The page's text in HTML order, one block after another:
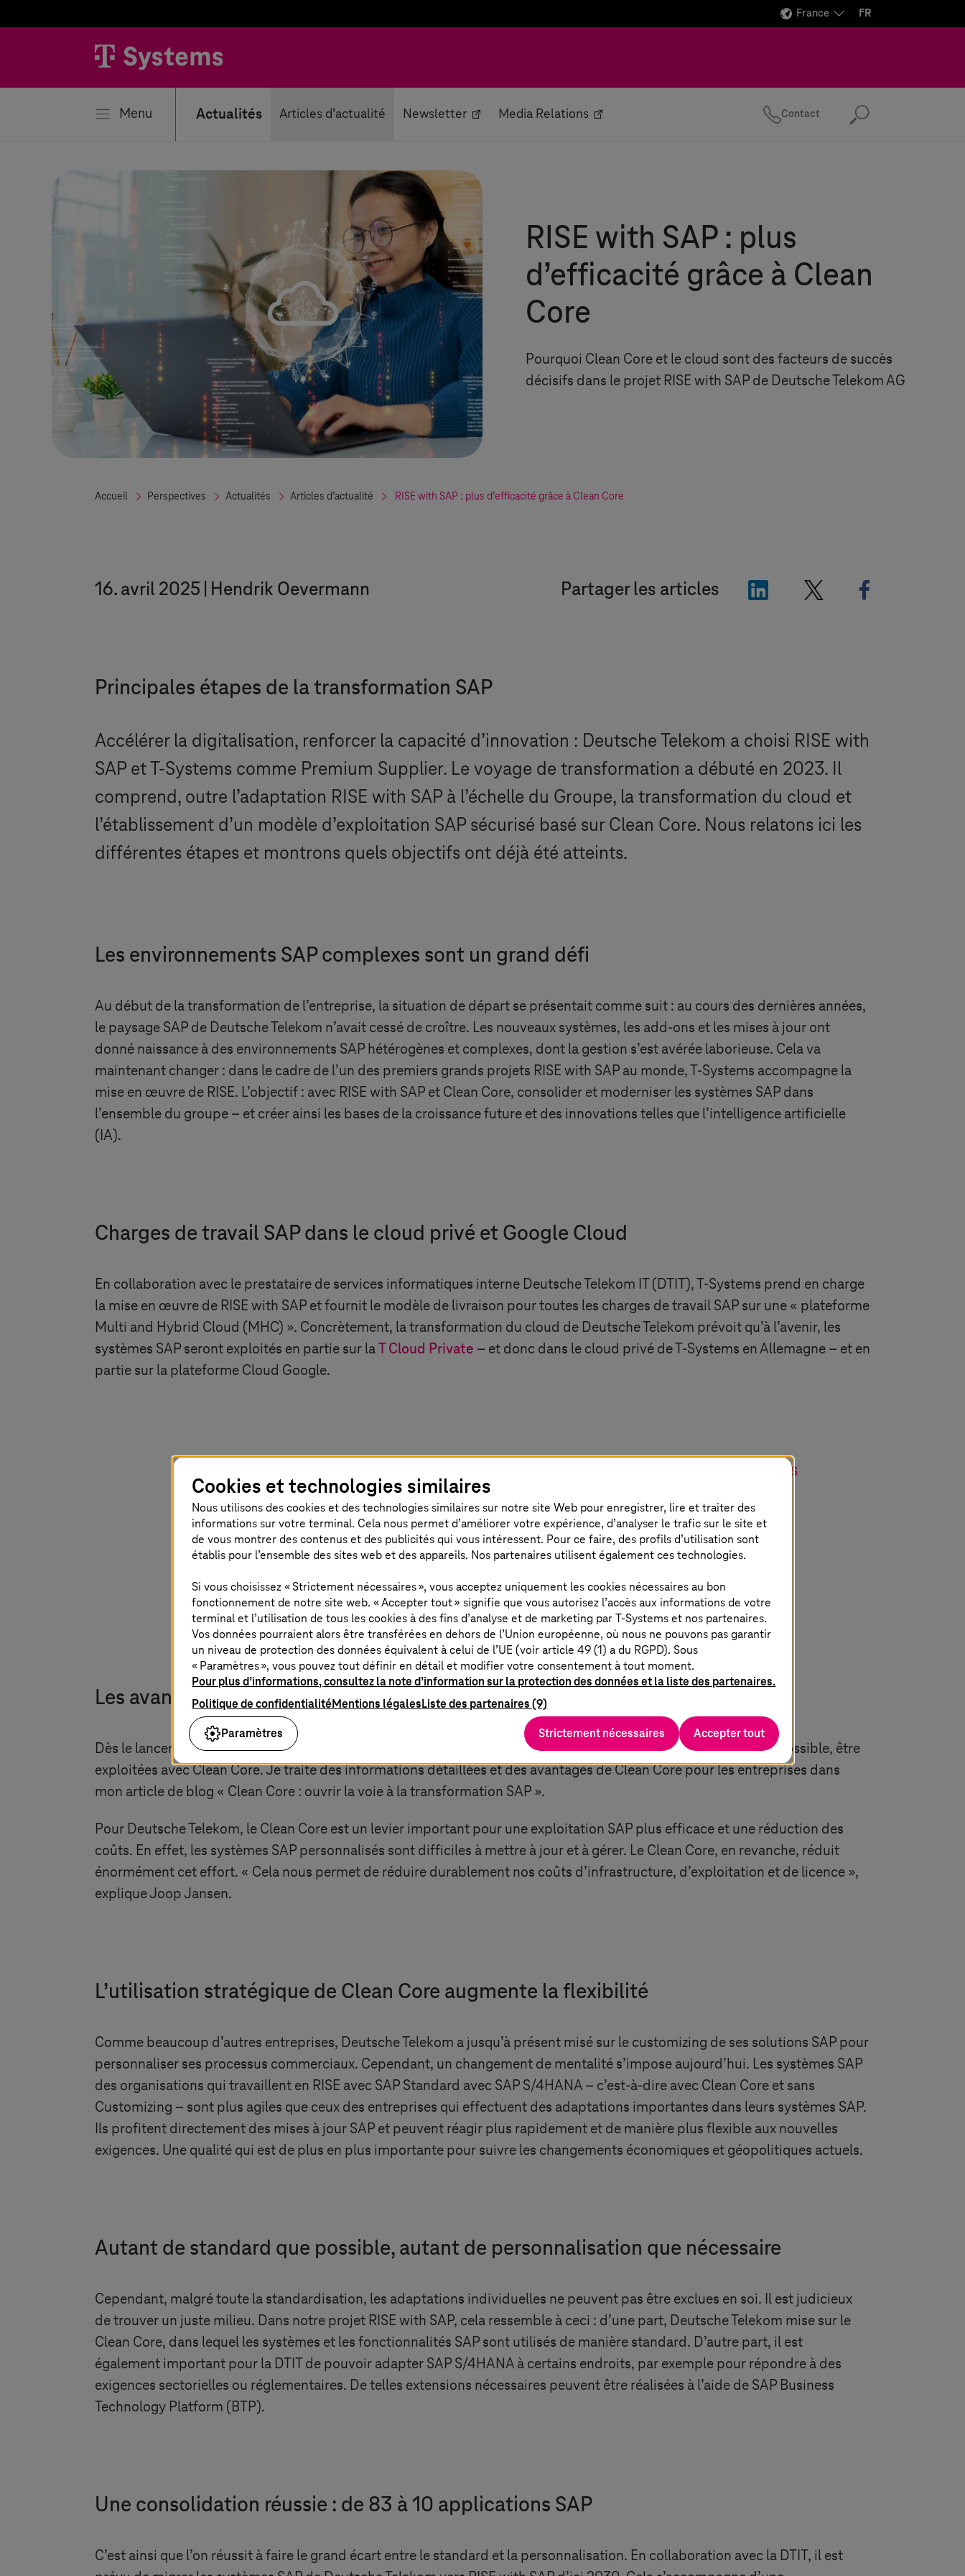
France FR
Menu Actualités Articles d’actualité Newsletter Media Relations Contact
RISE with SAP : plus
d’efficacité grâce à Clean
Core
Pourquoi Clean Core et le cloud sont des facteurs de succès
décisifs dans le projet RISE with SAP de Deutsche Telekom AG
Accueil Perspectives Actualités Articles d’actualité RISE with SAP : plus d’efficacité grâce à Clean Core
16. avril 2025 Hendrik Oevermann Partager les articles "LinkedIn"
Principales étapes de la transformation SAP
Accélérer la digitalisation, renforcer la capacité d’innovation : Deutsche Telekom a choisi RISE with
SAP et T-Systems comme Premium Supplier. Le voyage de transformation a débuté en 2023. Il
comprend, outre l’adaptation RISE with SAP à l’échelle du Groupe, la transformation du cloud et
l’établissement d’un modèle d’exploitation SAP sécurisé basé sur Clean Core. Nous relatons ici les
différentes étapes et montrons quels objectifs ont déjà été atteints.
Les environnements SAP complexes sont un grand défi
Au début de la transformation de l’entreprise, la situation de départ se présentait comme suit : au cours des dernières années,
le paysage SAP de Deutsche Telekom n’avait cessé de croître. Les nouveaux systèmes, les add-ons et les mises à jour ont
donné naissance à des environnements SAP hétérogènes et complexes, dont la gestion s’est avérée laborieuse. Cela va
maintenant changer : dans le cadre de l’un des premiers grands projets RISE with SAP au monde,T-Systems accompagne la
mise en œuvre de RISE. L’objectif : avec RISE with SAP et Clean Core, consolider et moderniser les systèmes SAP dans
l’ensemble du groupe – et créer ainsi les bases de la croissance future et des innovations telles que l’intelligence artificielle
(IA).
Charges de travail SAP dans le cloud privé et Google Cloud
En collaboration avec le prestataire de services informatiques interne Deutsche Telekom IT (DTIT),T-Systems prend en charge
la mise en œuvre de RISE with SAP et fournit le modèle de livraison pour toutes les charges de travail SAP sur une « plateforme
Multi and Hybrid Cloud (MHC) ». Concrètement, la transformation du cloud de Deutsche Telekom prévoit qu’à l’avenir, les
systèmes SAP seront exploités en partie sur laT Cloud Private – et donc dans le cloud privé deT-Systems en Allemagne – et en
partie sur la plateforme Cloud Google.
Deutsche Telekom a entamé un voyage de transformation de plusieurs
années qui va au-delà du domaine SAP. Il s’agit d’une modernisation
complète des applications et de l’utilisation d’hyperscalers dans une
approche multi-cloud – associée à l’introduction de RISE with SAP en
collaboration avecT-Systems.
Joop Jansen, CFO / Senior Vice President Finance, Deutsche Telekom IT GmbH
Les avantages de Clean Core pour Deutsche Telekom
Dès le lancement du projet,T-Systems
et DTIT ont décidé que les applications SAP devaient, dans la mesure du possible, être
exploitées avec Clean Core. Je traite des informations détaillées et des avantages de Clean Core pour les entreprises dans
mon article de blog « Clean Core : ouvrir la voie à la transformation SAP ».
Pour Deutsche Telekom, le Clean Core est un levier important pour une exploitation SAP plus efficace et une réduction des
coûts. En effet, les systèmes SAP personnalisés sont difficiles à mettre à jour et à gérer. Le Clean Core, en revanche, réduit
énormément cet effort. « Cela nous permet de réduire durablement nos coûts d’infrastructure, d’exploitation et de licence »,
explique Joop Jansen.
L’utilisation stratégique de Clean Core augmente la flexibilité
Comme beaucoup d’autres entreprises, Deutsche Telekom a jusqu’à présent misé sur le customizing de ses solutions SAP pour
personnaliser ses processus commerciaux. Cependant, un changement de mentalité s’impose aujourd’hui. Les systèmes SAP
des organisations qui travaillent en RISE avec SAP Standard avec SAP S/4HANA – c’est-à-dire avec Clean Core et sans
Customizing – sont plus agiles que ceux des entreprises qui effectuent des adaptations importantes dans leurs systèmes SAP.
Ils profitent directement des mises à jour SAP et peuvent réagir plus rapidement et de manière plus flexible aux nouvelles
exigences. Une qualité qui est de plus en plus importante pour suivre les changements économiques et géopolitiques actuels.
Autant de standard que possible, autant de personnalisation que nécessaire
Cependant, malgré toute la standardisation, les adaptations individuelles ne peuvent pas être exclues en soi. Il est judicieux
de trouver un juste milieu. Dans notre projet RISE with SAP, cela ressemble à ceci : d’une part, Deutsche Telekom mise sur le
Clean Core, dans lequel les systèmes et les fonctionnalités SAP sont utilisés de manière standard. D’autre part, il est
également important pour la DTIT de pouvoir adapter SAP S/4HANA à certains endroits, par exemple pour répondre à des
exigences sectorielles ou réglementaires. De telles extensions nécessaires peuvent être réalisées à l’aide de SAP Business
Technology Platform (BTP).
Une consolidation réussie : de 83 à 10 applications SAP
C’est ainsi que l’on réussit à faire le grand écart entre le standard et la personnalisation. En collaboration avec la DTIT, il est
Cookies et technologies similaires
Nous utilisons des cookies et des technologies similaires sur notre site Web pour enregistrer, lire et traiter des
informations sur votre terminal. Cela nous permet d’améliorer votre expérience, d’analyser le trafic sur le site et
de vous montrer des contenus et des publicités qui vous intéressent. Pour ce faire, des profils d’utilisation sont
établis pour l’ensemble des sites web et des appareils. Nos partenaires utilisent également ces technologies.
Si vous choisissez « Strictement nécessaires », vous acceptez uniquement les cookies nécessaires au bon
fonctionnement de notre site web. « Accepter tout » signifie que vous autorisez l’accès aux informations de votre
terminal et l’utilisation de tous les cookies à des fins d’analyse et de marketing parT-Systemset nos partenaires.
Vos données pourraient alors être transférées en dehors de l’Union européenne, où nous ne pouvons pas garantir
un niveau de protection des données équivalent à celui de l’UE (voir article 49 (1) a du RGPD). Sous
« Paramètres », vous pouvez tout définir en détail et modifier votre consentement à tout moment.
Pour plus d’informations, consultez la note d’information sur la protection des données et la liste des partenaires.
Politique de confidentialitéMentions légalesListe des partenaires (9)
Paramètres
Strictement nécessaires Accepter tout